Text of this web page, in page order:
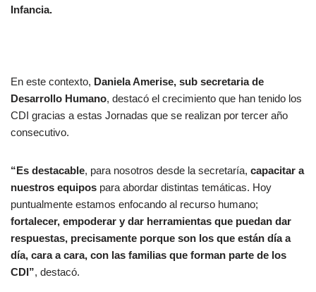
Infancia.
En este contexto, Daniela Amerise, sub secretaria de
Desarrollo Humano, destacó el crecimiento que han tenido los
CDI gracias a estas Jornadas que se realizan por tercer año
consecutivo.
“Es destacable, para nosotros desde la secretaría, capacitar a
nuestros equipos para abordar distintas temáticas. Hoy
puntualmente estamos enfocando al recurso humano;
fortalecer, empoderar y dar herramientas que puedan dar
respuestas, precisamente porque son los que están día a
día, cara a cara, con las familias que forman parte de los
CDI”, destacó.